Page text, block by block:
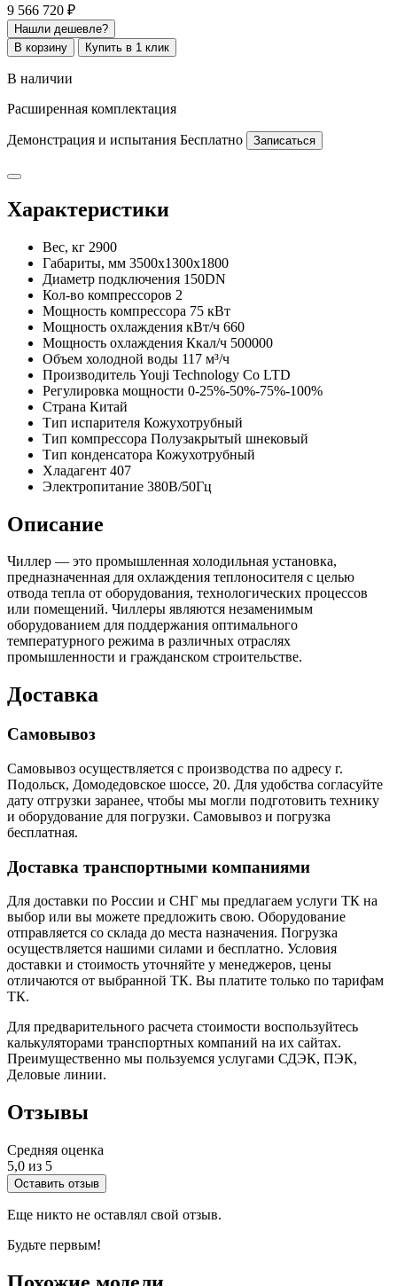
9 566 720 ₽
Нашли дешевле?
В корзину
Купить в 1 клик
В наличии
Расширенная комплектация
Демонстрация и испытания Бесплатно Записаться
Характеристики
Вес, кг 2900
Габариты, мм 3500x1300x1800
Диаметр подключения 150DN
Кол-во компрессоров 2
Мощность компрессора 75 кВт
Мощность охлаждения кВт/ч 660
Мощность охлаждения Ккал/ч 500000
Объем холодной воды 117 м³/ч
Производитель Youji Technology Co LTD
Регулировка мощности 0-25%-50%-75%-100%
Страна Китай
Тип испарителя Кожухотрубный
Тип компрессора Полузакрытый шнековый
Тип конденсатора Кожухотрубный
Хладагент 407
Электропитание 380В/50Гц
Описание
Чиллер — это промышленная холодильная установка,
предназначенная для охлаждения теплоносителя с целью
отвода тепла от оборудования, технологических процессов
или помещений. Чиллеры являются незаменимым
оборудованием для поддержания оптимального
температурного режима в различных отраслях
промышленности и гражданском строительстве.
Доставка
Самовывоз
Самовывоз осуществляется с производства по адресу г.
Подольск, Домодедовское шоссе, 20. Для удобства согласуйте
дату отгрузки заранее, чтобы мы могли подготовить технику
и оборудование для погрузки. Самовывоз и погрузка
бесплатная.
Доставка транспортными компаниями
Для доставки по России и СНГ мы предлагаем услуги ТК на
выбор или вы можете предложить свою. Оборудование
отправляется со склада до места назначения. Погрузка
осуществляется нашими силами и бесплатно. Условия
доставки и стоимость уточняйте у менеджеров, цены
отличаются от выбранной ТК. Вы платите только по тарифам
ТК.
Для предварительного расчета стоимости воспользуйтесь
калькуляторами транспортных компаний на их сайтах.
Преимущественно мы пользуемся услугами СДЭК, ПЭК,
Деловые линии.
Отзывы
Средняя оценка
5,0 из 5
Оставить отзыв
Еще никто не оставлял свой отзыв.
Будьте первым!